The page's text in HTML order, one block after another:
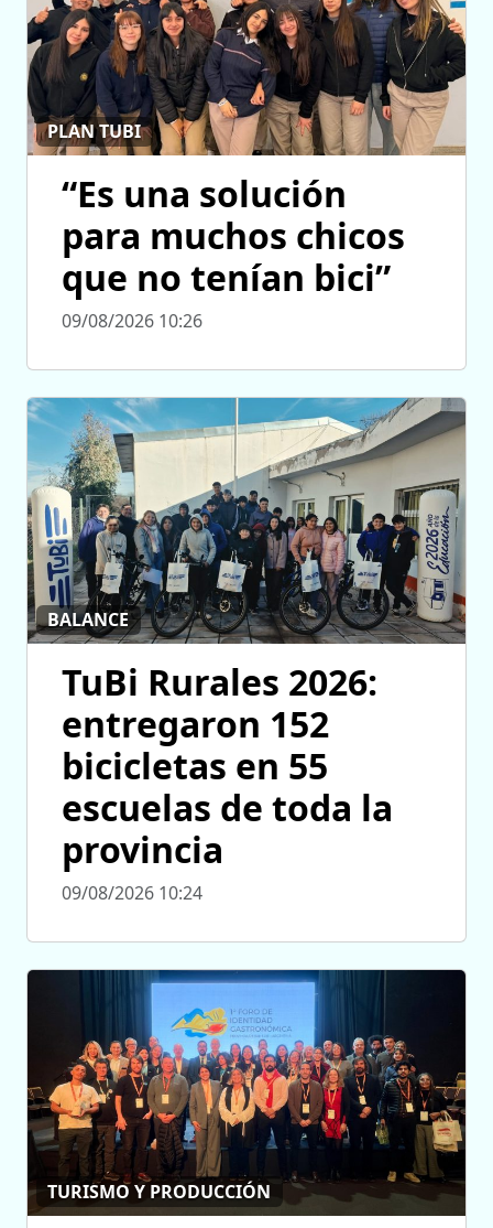
PLAN TUBI
“Es una solución
para muchos chicos
que no tenían bici”
09/08/2026 10:26
BALANCE
TuBi Rurales 2026:
entregaron 152
bicicletas en 55
escuelas de toda la
provincia
09/08/2026 10:24
TURISMO Y PRODUCCIÓN